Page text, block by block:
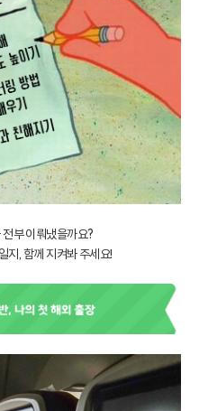
부 이뤄냈을까요?
지, 함께 지켜봐 주세요!